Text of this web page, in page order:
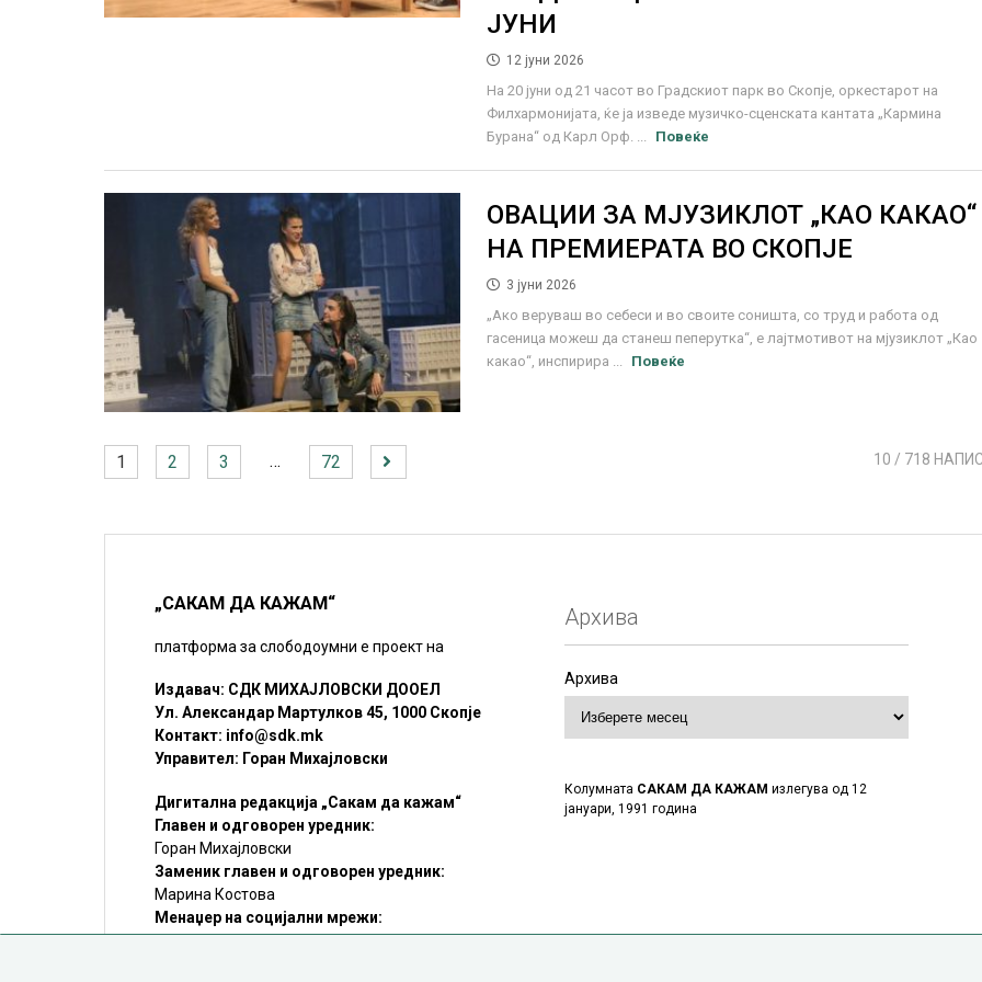
ЈУНИ
12 јуни 2026
На 20 јуни од 21 часот во Градскиот парк во Скопје, оркестарот на
Филхармонијата, ќе ја изведе музичко-сценската кантата „Кармина
Бурана“ од Карл Орф. ...
Повеќе
ОВАЦИИ ЗА МЈУЗИКЛОТ „КАО КАКАО“
НА ПРЕМИЕРАТА ВО СКОПЈЕ
3 јуни 2026
„Ако веруваш во себеси и во своите соништа, со труд и работа од
гасеница можеш да станеш пеперутка“, е лајтмотивот на мјузиклот „Као
какао“, инспирира ...
Повеќе
1 2 3 … 72 10 / 718
„САКАМ ДА КАЖАМ“
платформа за слободоумни е проект на
Издавач: СДК МИХАЈЛОВСКИ ДООЕЛ
Ул. Александар Мартулков 45, 1000 Скопје
Контакт: info@sdk.mk
Управител: Горан Михајловски
Дигитална редакција „Сакам да кажам“
Главен и одговорен уредник:
Горан Михајловски
Заменик главен и одговорен уредник:
Марина Костова
Менаџер на социјални мрежи:
Мирослав Илиоски
Архива
Архива
Колумната САКАМ ДА КАЖАМ излегува од 12
јануари, 1991 година